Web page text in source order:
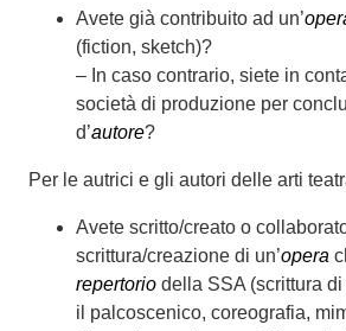
Avete già contribuito ad un’
(fiction, sketch)?
– In caso contrario, siete in
società di produzione per
d’autore?
Per le autrici e gli autori delle arti
Avete scritto/creato o
scrittura/creazione di un’opera
repertorio della SSA (scrittura
il palcoscenico, coreografia,